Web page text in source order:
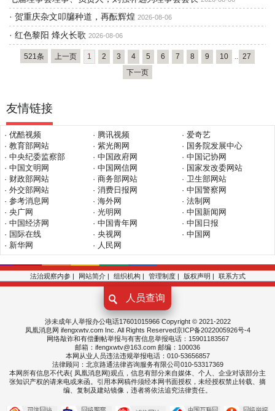
· 贺重庆杂文叩牖种道，再酝辉煌 2026-08-06
· 红色黎阳 烽火长歌 2026-08-06
521条 上一页 1 2 3 4 5 6 7 8 9 10 .. 27
下一页
友情链接
· 优酷视频 · 腾讯视频
· 爱奇艺
· 教育部网站
· 紫光阁网
· 国务院发展中心
· 中央纪委监察部
· 中国政府网
· 中国记协网
· 中国文明网
· 中国网信网
· 国家发改委网站
· 财政部网站
· 商务部网站
· 卫生部网站
· 外交部网站
· 消费日报网
· 中国警察网
· 参考消息网
· 海外网
· 法制网
· 央广网
· 光明网
· 中国新闻网
· 中国经济网
· 中国青年网
· 中国日报
· 国际在线
· 央视网
· 中国网
· 新华网
· 人民网
法治观察内参| 网站简介| 组织机构| 管理制度| 版权声明 | 联系方式
人员查询
涉未成年人举报办公电话17601015966 Copyright © 2021-2022
凤凰消息网 ifengxwtv.com Inc. All Rights Reserved京ICP备2022005926号-4
网络敲诈和有偿删帖举报与有害信息举报电话：15901183567
邮箱：ifengxwtv@163.com 邮编：100036
本网从业人员违法违规举报电话：010-53656857
法律顾问：北京路通法律咨询服务有限公司010-53317369
本网所有信息不代表{ 凤凰消息 网}观点，信息有部分来自媒体、个人、企业对该部分主
张知识产权的请来电或来函。引用本网稿件须经本网书面授权，未经授权禁止转载、摘
编、复制及建站镜像，违者将依法追究法律责任。